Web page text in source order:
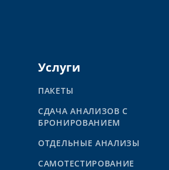
Услуги
ПАКЕТЫ
СДАЧА АНАЛИЗОВ С
БРОНИРОВАНИЕМ
ОТДЕЛЬНЫЕ АНАЛИЗЫ
САМОТЕСТИРОВАНИЕ